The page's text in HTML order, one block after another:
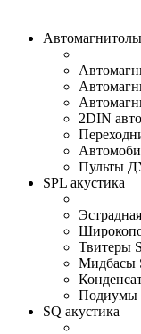
Автомагнитолы
2DIN
Пульты
SPL акустика
Твитеры
Мидбасы
Подиумы
SQ акустика